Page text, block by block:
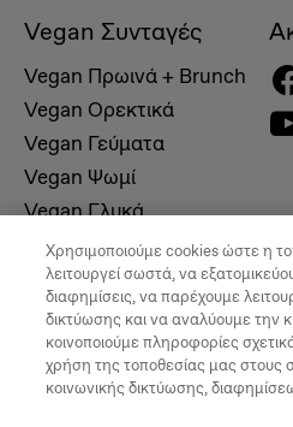
Vegan Συνταγές
Vegan Πρωινά + Brunch
Vegan Ορεκτικά
Vegan Γεύματα
Vegan Ψωμί
Vegan Γλυκά
Χρησιμοποιούμε cookies ώστε η
λειτουργεί σωστά, να
διαφημίσεις, να παρέχουμε
δικτύωσης και να αναλύουμε την
κοινοποιούμε πληροφορίες
χρήση της τοποθεσίας μας στους
κοινωνικής δικτύωσης,